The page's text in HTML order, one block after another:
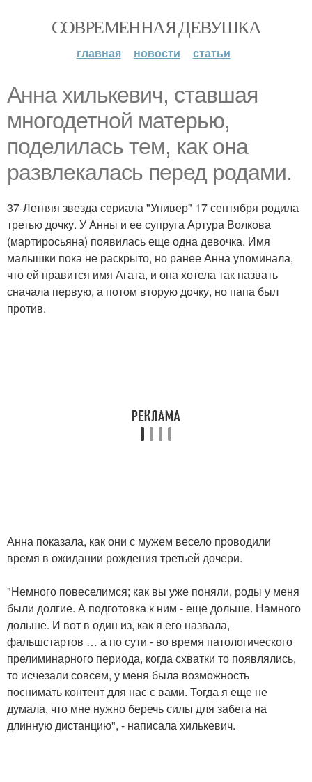
СОВРЕМЕННАЯ ДЕВУШКА
главная новости статьи
Анна хилькевич, ставшая
многодетной матерью,
поделилась тем, как она
развлекалась перед родами.
37-Летняя звезда сериала "Универ" 17 сентября родила
третью дочку. У Анны и ее супруга Артура Волкова
(мартиросьяна) появилась еще одна девочка. Имя
малышки пока не раскрыто, но ранее Анна упоминала,
что ей нравится имя Агата, и она хотела так назвать
сначала первую, а потом вторую дочку, но папа был
против.
Анна показала, как они с мужем весело проводили
время в ожидании рождения третьей дочери.
"Немного повеселимся; как вы уже поняли, роды у меня
были долгие. А подготовка к ним - еще дольше. Намного
дольше. И вот в один из, как я его назвала,
фальшстартов … а по сути - во время патологического
прелиминарного периода, когда схватки то появлялись,
то исчезали совсем, у меня была возможность
поснимать контент для нас с вами. Тогда я еще не
думала, что мне нужно беречь силы для забега на
длинную дистанцию", - написала хилькевич.